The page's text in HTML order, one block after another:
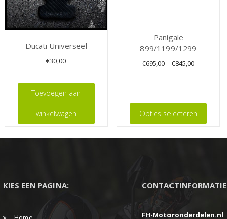
Ducati Universeel
€30,00
Toevoegen aan
winkelwagen
Panigale
899/1199/1299
€695,00–€845,00
Opties selecteren
product
worden
KIES EEN PAGINA: CONTACTINFORMATIE
FH-Motoronderdelen.nl